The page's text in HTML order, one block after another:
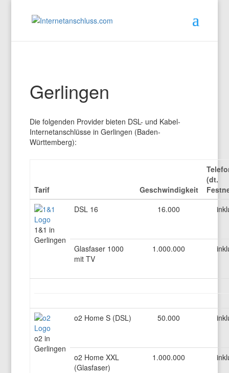
Gerlingen
Die folgenden Provider bieten DSL- und Kabel-
Internetanschlüsse in Gerlingen (Baden-
Württemberg):
Tarif Geschwindigkeit
(dt.
1&1 in
Gerlingen
DSL 16 16.000
Glasfaser 1000
mit TV
1.000.000
o2 in
Gerlingen
o2 Home S (DSL) 50.000
o2 Home XXL
(Glasfaser)
1.000.000